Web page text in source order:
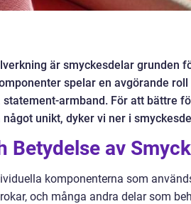
är smyckesdelar grunden
spelar en avgörande
armband. För att bättre
unikt, dyker vi ner i
Betydelse av
komponenterna som
och många andra delar som